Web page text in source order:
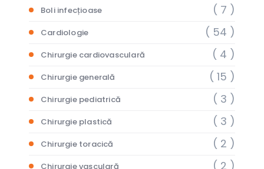
Boli infecțioase ( 7 )
Cardiologie ( 54 )
Chirurgie cardiovasculară ( 4 )
Chirurgie generală ( 15 )
Chirurgie pediatrică ( 3 )
Chirurgie plastică ( 3 )
Chirurgie toracică ( 2 )
Chirurgie vasculară ( 2 )